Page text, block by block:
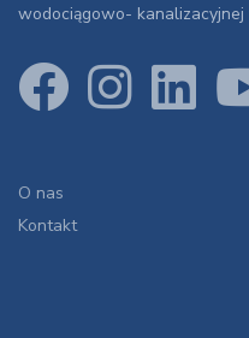
wodociągowo- kanalizacyjnej
O nas
Kontakt